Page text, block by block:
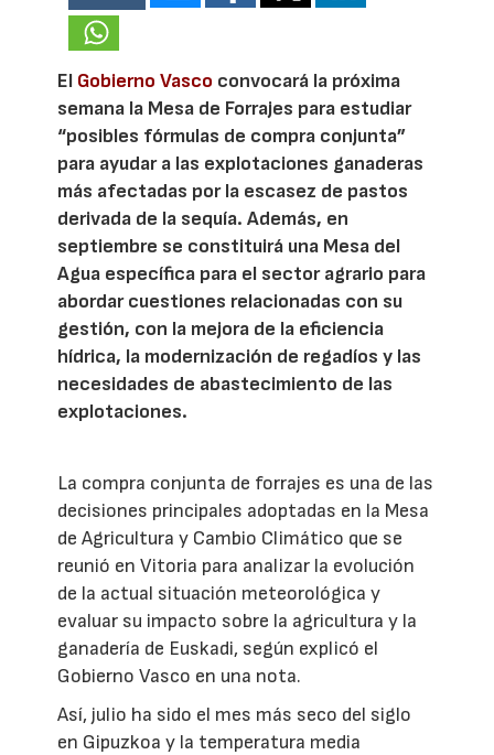
El Gobierno Vasco convocará la próxima
semana la Mesa de Forrajes para estudiar
“posibles fórmulas de compra conjunta”
para ayudar a las explotaciones ganaderas
más afectadas por la escasez de pastos
derivada de la sequía. Además, en
septiembre se constituirá una Mesa del
Agua específica para el sector agrario para
abordar cuestiones relacionadas con su
gestión, con la mejora de la eficiencia
hídrica, la modernización de regadíos y las
necesidades de abastecimiento de las
explotaciones.
La compra conjunta de forrajes es una de las
decisiones principales adoptadas en la Mesa
de Agricultura y Cambio Climático que se
reunió en Vitoria para analizar la evolución
de la actual situación meteorológica y
evaluar su impacto sobre la agricultura y la
ganadería de Euskadi, según explicó el
Gobierno Vasco en una nota.
Así, julio ha sido el mes más seco del siglo
en Gipuzkoa y la temperatura media